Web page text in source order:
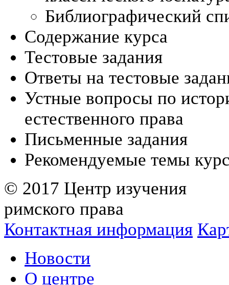
Библиографический
Содержание курса
Тестовые задания
Ответы на тестовые
Устные вопросы по
естественного права
Письменные задания
Рекомендуемые темы
© 2017 Центр изучения
римского права
Контактная информация
Новости
О центре